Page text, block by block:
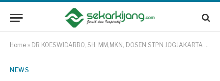
Home » DR KOESWIDARBO, SH, MM,MKN, DOSEN STPN JOGJAKARTA LULUS SIDANG TERBUKA PROMOSI DOKTOR ILMU HUKUM FAKULTAS HUKUM UNIVERSITAS JEMBER
NEWS